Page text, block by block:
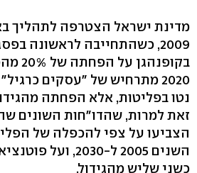
מדינת ישראל הצטרפה לתהליך
2009, כשהתחייבה לראשונה
2020 מתרחיש של "עסקים
נטו בפליטות, אלא הפחתה
זאת למרות, שהדו"חות השונים
הצביעו על צפי להכפלה של
השנים 2005 ל-2030,
כשני שליש מהגידול.